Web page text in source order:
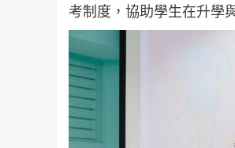
考制度，協助學生在升學